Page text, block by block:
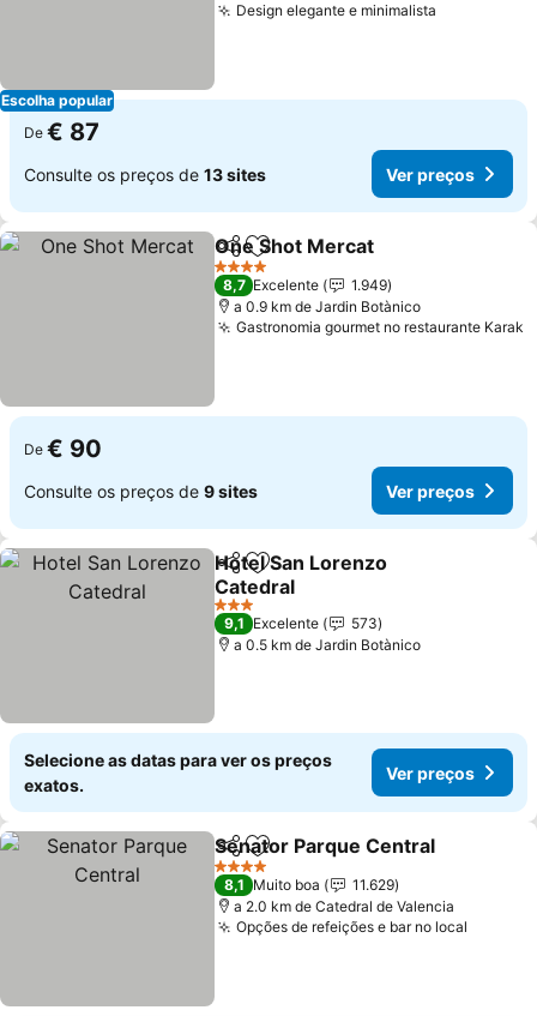
Escolha popular
Design elegante e minimalista
De € 87
Consulte os preços de 13 sites Ver preços
PartilharAdicionar aos favoritos
One Shot Mercat
4 Estrelas
8,7 Excelente
1.949
a 0.9 km de Jardin Botànico
Gastronomia gourmet no restaurante Karak
De € 90
Consulte os preços de 9 sites Ver preços
PartilharAdicionar aos favoritos
Hotel San Lorenzo
Catedral
3 Estrelas
9,1 Excelente
573
a 0.5 km de Jardin Botànico
Selecione as datas para ver os preços
exatos.
Ver preços
PartilharAdicionar aos favoritos
Senator Parque Central
4 Estrelas
8,1 Muito boa
11.629
a 2.0 km de Catedral de Valencia
Opções de refeições e bar no local